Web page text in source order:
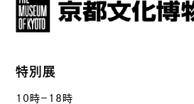
特別展
10時－18時